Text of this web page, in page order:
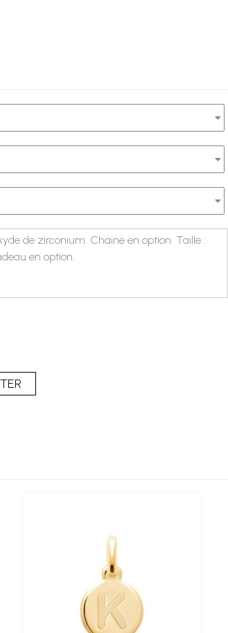
de zirconium. Chaine en option. Taille :
en option.